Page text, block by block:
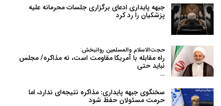
جبهه پایداری ادعای برگزاری جلسات محرمانه علیه
پزشکیان را رد کرد
حجت‌الاسلام والمسلمین روانبخش:
راه مقابله با آمریکا مقاومت است، نه مذاکره/ مجلس
نباید حتی
…
سخنگوی جبهه پایداری: مذاکره نتیجه‌ای ندارد، اما
حرمت مسئولان حفظ شود